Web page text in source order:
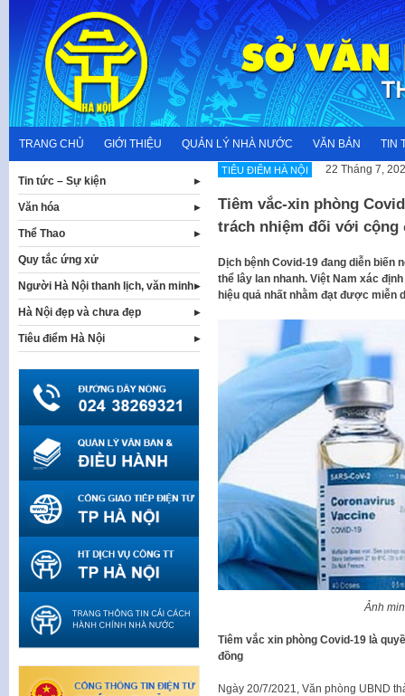
content
TRANG CHỦ GIỚI THIỆU QUẢN LÝ NHÀ NƯỚC VĂN BẢN TIN
TIÊU ĐIỂM HÀ NỘI 22 Tháng 7,
Tiêm vắc-xin phòng
trách nhiệm đối với cộng
Dịch bệnh Covid-19 đang diễn biến
thể lây lan nhanh. Việt Nam xác
hiệu quả nhất nhằm đạt được miễn
Ảnh
Tiêm vắc xin phòng Covid-19 là
đồng
Ngày 20/7/2021, Văn phòng UBND
Tin tức – Sự kiện
Văn hóa
Thể Thao
Quy tắc ứng xử
Người Hà Nội thanh lịch, văn minh
Hà Nội đẹp và chưa đẹp
Tiêu điểm Hà Nội